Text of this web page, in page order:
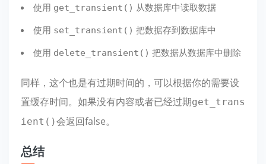
使用 get_transient() 从数据库中读取数据
使用 set_transient() 把数据存到数据库中
使用 delete_transient() 把数据从数据库中删除
同样，这个也是有过期时间的，可以根据你的需要设
置缓存时间。如果没有内容或者已经过期get_trans
ient()会返回false。
总结